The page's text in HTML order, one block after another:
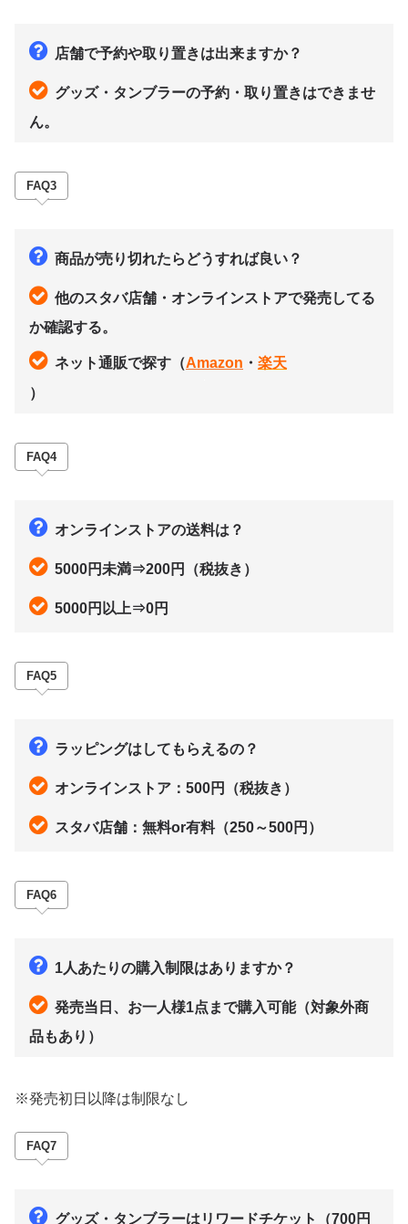
店舗で予約や取り置きは出来ますか？
グッズ・タンブラーの予約・取り置きはできませ
ん。
FAQ3
商品が売り切れたらどうすれば良い？
他のスタバ店舗・オンラインストアで発売してる
か確認する。
ネット通販で探す（Amazon ・ 楽天
）
FAQ4
オンラインストアの送料は？
5000円未満⇒200円（税抜き）
5000円以上⇒0円
FAQ5
ラッピングはしてもらえるの？
オンラインストア：500円（税抜き）
スタバ店舗：無料or有料（250～500円）
FAQ6
1人あたりの購入制限はありますか？
発売当日、お一人様1点まで購入可能（対象外商
品もあり）
※発売初日以降は制限なし
FAQ7
グッズ・タンブラーはリワードチケット（700円